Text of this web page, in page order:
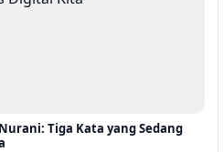
Tiga Kata yang Sedang